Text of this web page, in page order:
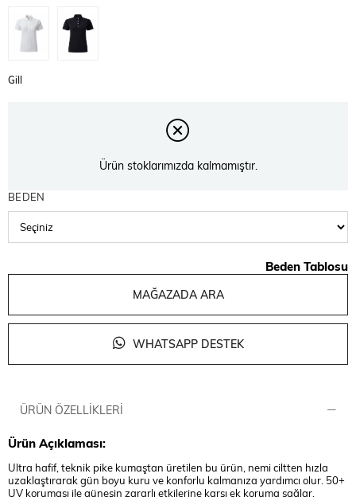
Gill
Ürün stoklarımızda kalmamıştır.
BEDEN
Beden Tablosu
MAĞAZADA ARA
WHATSAPP DESTEK
ÜRÜN ÖZELLIKLERI
Ürün Açıklaması:
Ultra hafif, teknik pike kumaştan üretilen bu ürün, nemi ciltten hızla
uzaklaştırarak gün boyu kuru ve konforlu kalmanıza yardımcı olur. 50+
UV koruması ile güneşin zararlı etkilerine karşı ek koruma sağlar.